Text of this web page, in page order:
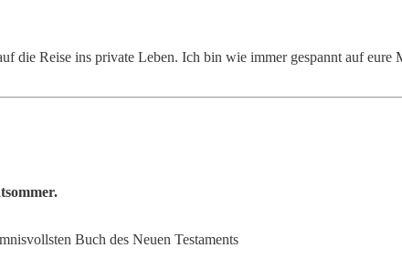
die Reise ins private Leben. Ich bin wie immer gespannt auf eure
Buch des Neuen Testaments